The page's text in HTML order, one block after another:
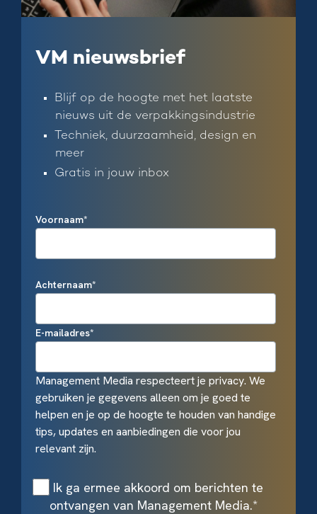
VM nieuwsbrief
Blijf op de hoogte met het laatste
nieuws uit de verpakkingsindustrie
Techniek, duurzaamheid, design en
meer
Gratis in jouw inbox
Voornaam*
Achternaam*
E-mailadres*
Management Media respecteert je privacy. We
gebruiken je gegevens alleen om je goed te
helpen en je op de hoogte te houden van handige
tips, updates en aanbiedingen die voor jou
relevant zijn.
Ik ga ermee akkoord om berichten te
ontvangen van Management Media.*